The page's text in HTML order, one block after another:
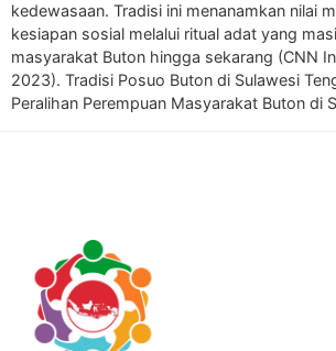
kedewasaan. Tradisi ini menanamkan nilai
kesiapan sosial melalui ritual adat yang
masyarakat Buton hingga sekarang (CNN
2023). Tradisi Posuo Buton di Sulawesi
Peralihan Perempuan Masyarakat Buton di